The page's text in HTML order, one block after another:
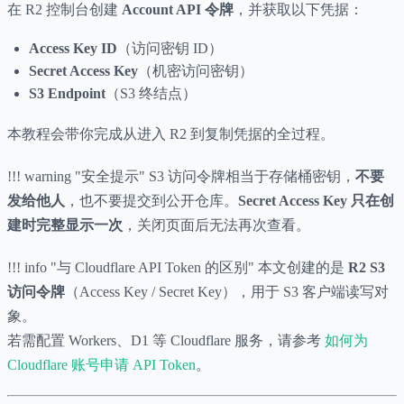
在 R2 控制台创建 Account API 令牌 ，并获取以下凭据：
Access Key ID （访问密钥 ID）
Secret Access Key （机密访问密钥）
S3 Endpoint （S3 终结点）
本教程会带你完成从进入 R2 到复制凭据的全过程。
!!! warning "安全提示" S3 访问令牌相当于存储桶密钥， 不要
发给他人 ，也不要提交到公开仓库。 Secret Access Key 只在创
建时完整显示一次 ，关闭页面后无法再次查看。
!!! info "与 Cloudflare API Token 的区别" 本文创建的是 R2 S3
访问令牌 （Access Key / Secret Key），用于 S3 客户端读写对
象。
若需配置 Workers、D1 等 Cloudflare 服务，请参考 如何为
Cloudflare 账号申请 API Token。